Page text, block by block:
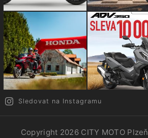
Sledovat na Instagramu
Copyright 2026 CITY MOTO Plzeň